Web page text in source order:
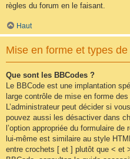
règles du forum en le faisant.
Haut
Mise en forme et types
Que sont les BBCodes ?
Le BBCode est une implantation
large contrôle de mise en forme
L’administrateur peut décider si
pouvez aussi les désactiver dans
l’option appropriée du formulaire
lui-même est similaire au style
entre crochets [ et ] plutôt que < et